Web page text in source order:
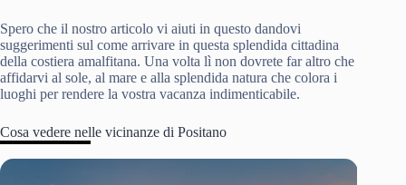
Spero che il nostro articolo vi aiuti in questo dandovi
suggerimenti sul come arrivare in questa splendida cittadina
della costiera amalfitana. Una volta lì non dovrete far altro che
affidarvi al sole, al mare e alla splendida natura che colora i
luoghi per rendere la vostra vacanza indimenticabile.
Cosa vedere nelle vicinanze di Positano
Slide 2 of 5